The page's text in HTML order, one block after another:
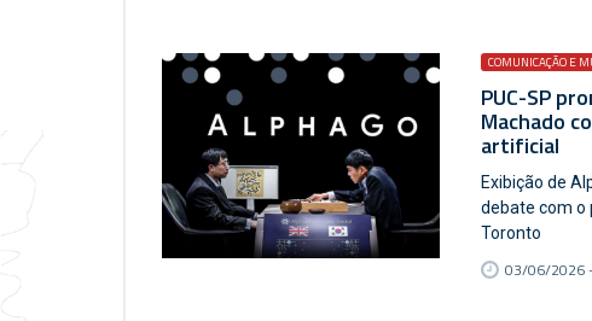
COMUNICAÇÃO E
PUC-SP
Machado
artificial
Exibição de
debate com o
Toronto
03/06/2026